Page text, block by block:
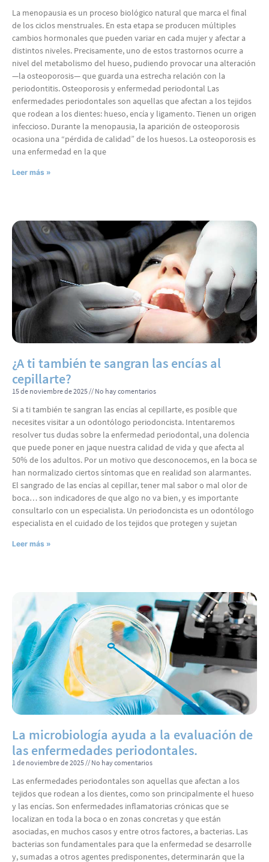
La menopausia es un proceso biológico natural que marca el final
de los ciclos menstruales. En esta etapa se producen múltiples
cambios hormonales que pueden variar en cada mujer y afectar a
distintos niveles. Precisamente, uno de estos trastornos ocurre a
nivel del metabolismo del hueso, pudiendo provocar una alteración
—la osteoporosis— que guarda una estrecha relación con la
periodontitis. Osteoporosis y enfermedad periodontal Las
enfermedades periodontales son aquellas que afectan a los tejidos
que rodean a los dientes: hueso, encía y ligamento. Tienen un origen
infeccioso. Durante la menopausia, la aparición de osteoporosis
ocasiona una “pérdida de calidad” de los huesos. La osteoporosis es
una enfermedad en la que
Leer más »
¿A ti también te sangran las encías al
cepillarte?
15 de noviembre de 2025 No hay comentarios
Si a ti también te sangran las encías al cepillarte, es posible que
necesites visitar a un odontólogo periodoncista. Intentaremos
resolver tus dudas sobre la enfermedad periodontal, una dolencia
que puede poner en jaque nuestra calidad de vida y que afecta al
50% de los adultos. Por un motivo que desconocemos, en la boca se
han normalizado ciertos síntomas que en realidad son alarmantes.
El sangrado de las encías al cepillar, tener mal sabor o mal olor de
boca… son indicadores de que algo no va bien, y es importante
consultarlo con un especialista. Un periodoncista es un odontólogo
especialista en el cuidado de los tejidos que protegen y sujetan
Leer más »
La microbiología ayuda a la evaluación de
las enfermedades periodontales.
1 de noviembre de 2025 No hay comentarios
Las enfermedades periodontales son aquellas que afectan a los
tejidos que rodean a los dientes, como son principalmente el hueso
y las encías. Son enfermedades inflamatorias crónicas que se
localizan en toda la boca o en zonas concretas y que están
asociadas, en muchos casos y entre otros factores, a bacterias. Las
bacterias son fundamentales para que la enfermedad se desarrolle
y, sumadas a otros agentes predisponentes, determinarán que la